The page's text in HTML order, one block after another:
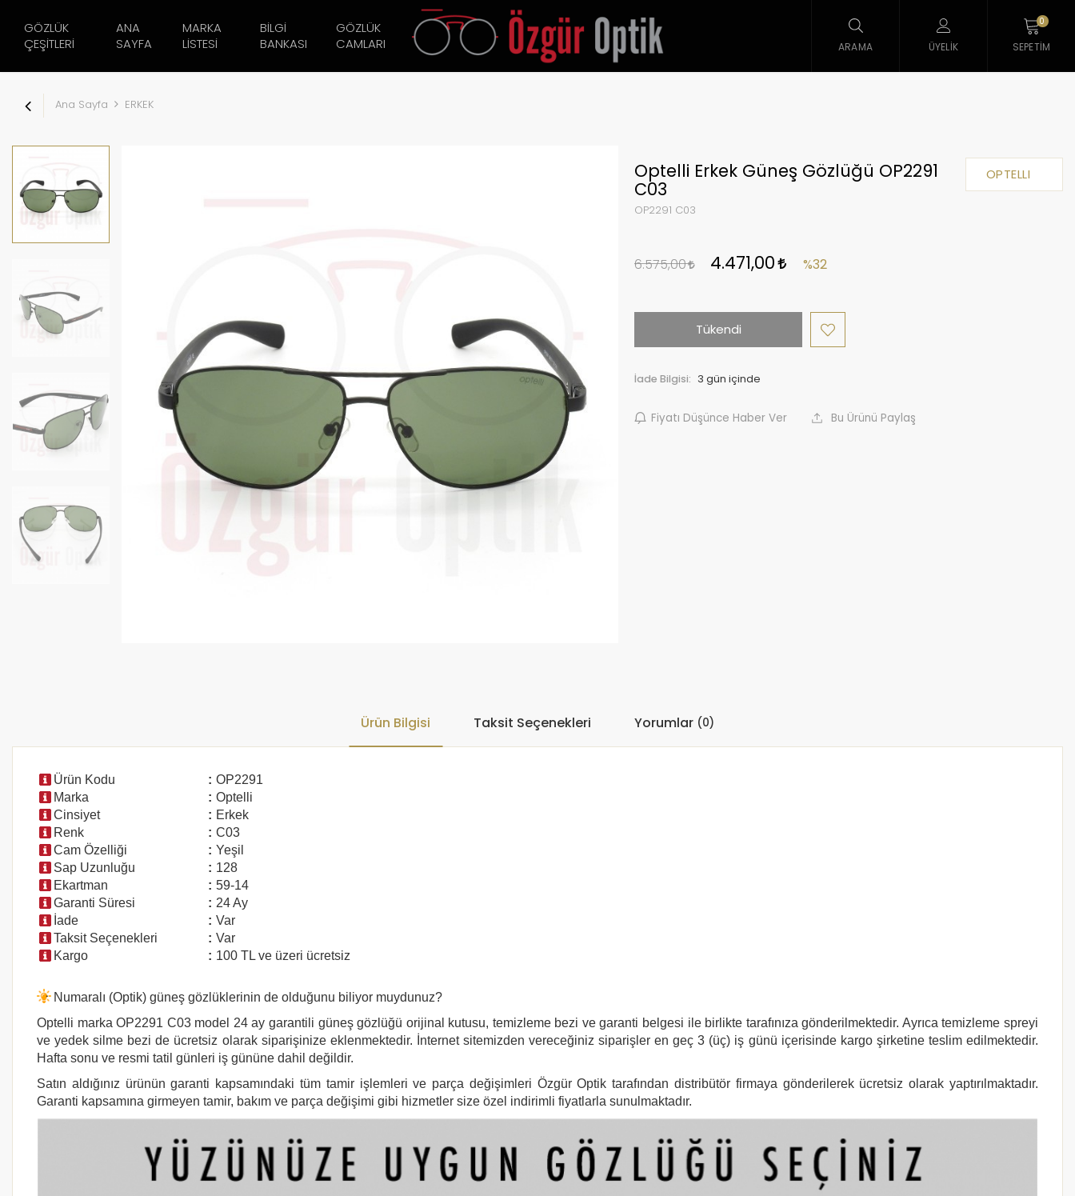
GÖZLÜK
ÇEŞITLERI
ANA
SAYFA
MARKA
LISTESI
BILGI
BANKASI
GÖZLÜK
CAMLARI
ARAMA ÜYELIK
0
SEPETIM
Ana Sayfa ERKEK
OPTELLI
Optelli Erkek Güneş Gözlüğü OP2291
C03
OP2291 C03
6.575,00 4.471,00 %32
Tükendi
İade Bilgisi:
Fiyatı Düşünce Haber Ver Bu Ürünü Paylaş
Ürün Bilgisi Taksit Seçenekleri Yorumlar (0)
Ürün Kodu : OP2291
Marka
: Optelli
Cinsiyet
: Erkek
Renk
: C03
Cam Özelliği
: Yeşil
Sap Uzunluğu
: 128
Ekartman
: 59-14
Garanti Süresi
: 24 Ay
İade
: Var
Taksit Seçenekleri
: Var
Kargo
: 100 TL ve üzeri ücretsiz
Numaralı (Optik) güneş gözlüklerinin de olduğunu biliyor muydunuz?
Optelli markaOP2291 C03 model 24 ay garantili güneş gözlüğü orijinal kutusu, temizleme bezi ve garanti belgesi ile birlikte tarafınıza gönderilmektedir. Ayrıca temizleme spreyi
ve yedek silme bezi de ücretsiz olarak siparişinize eklenmektedir. İnternet sitemizden vereceğiniz siparişler en geç 3 (üç) iş günü içerisinde kargo şirketine teslim edilmektedir.
Hafta sonu ve resmi tatil günleri iş gününe dahil değildir.
Satın aldığınız ürünün garanti kapsamındaki tüm tamir işlemleri ve parça değişimleri Özgür Optik tarafından distribütör firmaya gönderilerek ücretsiz olarak yaptırılmaktadır.
Garanti kapsamına girmeyen tamir, bakım ve parça değişimi gibi hizmetler size özel indirimli fiyatlarla sunulmaktadır.